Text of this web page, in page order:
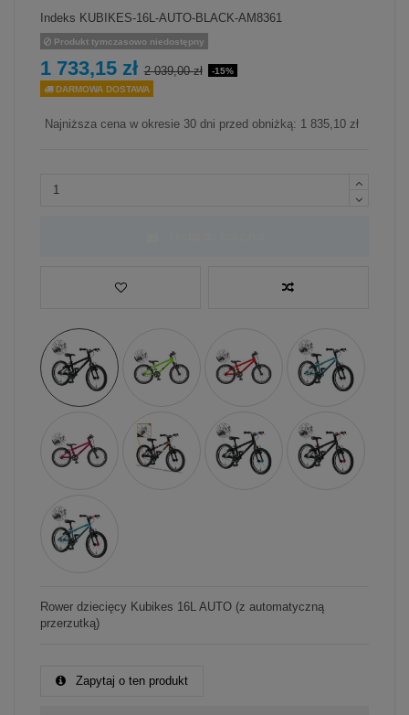
Indeks KUBIKES-16L-AUTO-BLACK-AM8361
Produkt tymczasowo niedostępny
1 733,15 zł 2 039,00 zł
-15%
DARMOWA DOSTAWA
Najniższa cena w okresie 30 dni przed obniżką: 1 835,10 zł
Rower dziecięcy Kubikes 16L AUTO (z automatyczną
przerzutką)
Zapytaj o ten produkt